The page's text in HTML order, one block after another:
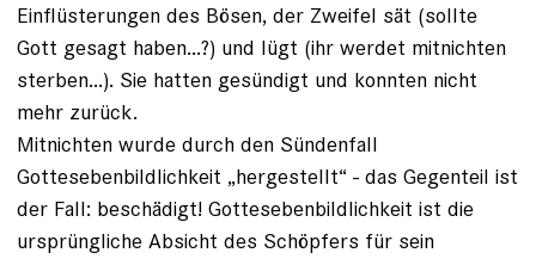
Einflüsterungen des Bösen, der Zweifel sät (sollte
Gott gesagt haben...?) und lügt (ihr werdet mitnichten
sterben...). Sie hatten gesündigt und konnten nicht
mehr zurück.
Mitnichten wurde durch den Sündenfall
Gottesebenbildlichkeit „hergestellt“ - das Gegenteil ist
der Fall: beschädigt! Gottesebenbildlichkeit ist die
ursprüngliche Absicht des Schöpfers für sein